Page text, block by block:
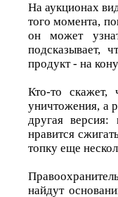
На аукционах
того момента,
он может
подсказывает,
продукт - на
Кто-то
уничтожения, а
другая
нравится
топку еще
найдут